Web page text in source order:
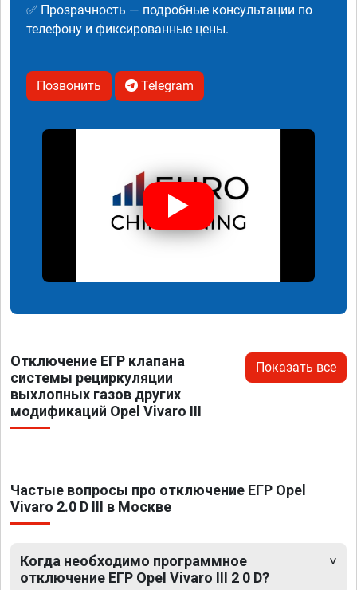
✅ Прозрачность — подробные консультации по
телефону и фиксированные цены.
Позвонить Telegram
Отключение ЕГР клапана
системы рециркуляции
выхлопных газов других
модификаций Opel Vivaro III
Показать все
Частые вопросы про отключение ЕГР Opel
Vivaro 2.0 D III в Москве
Когда необходимо программное
отключение ЕГР Opel Vivaro III 2 0 D?